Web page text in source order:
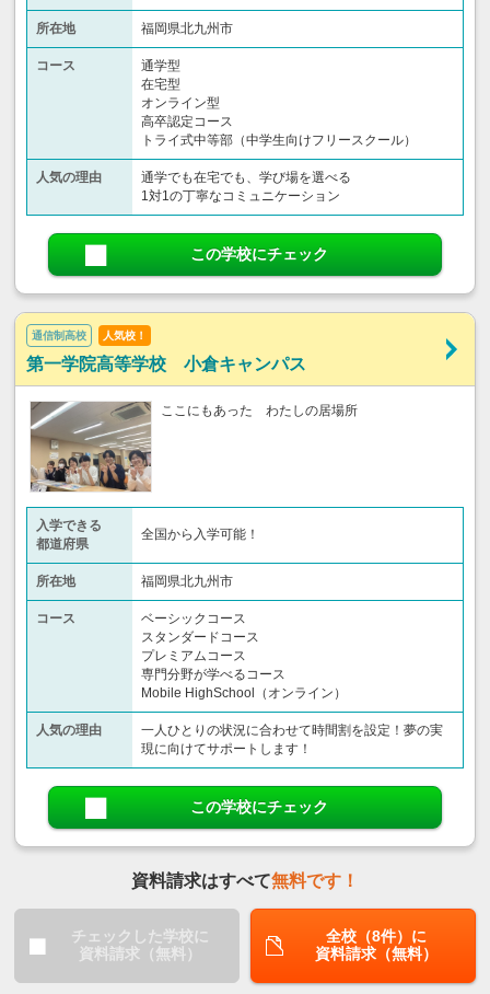
所在地 福岡県北九州市
コース
通学型
在宅型
オンライン型
高卒認定コース
トライ式中等部（中学生向けフリースクール）​
人気の理由
通学でも在宅でも、学び場を選べる
1対1の丁寧なコミュニケーション
この学校にチェック
通信制高校 人気校！
第一学院高等学校 小倉キャンパス
ここにもあった わたしの居場所
入学できる
都道府県
全国から入学可能！
所在地 福岡県北九州市
コース
ベーシックコース
スタンダードコース
プレミアムコース
専門分野が学べるコース
Mobile HighSchool（オンライン）
人気の理由
一人ひとりの状況に合わせて時間割を設定！夢の実
現に向けてサポートします！
この学校にチェック
資料請求はすべて無料です！
チェックした学校に
資料請求（無料）
全校（8件）に
資料請求（無料）